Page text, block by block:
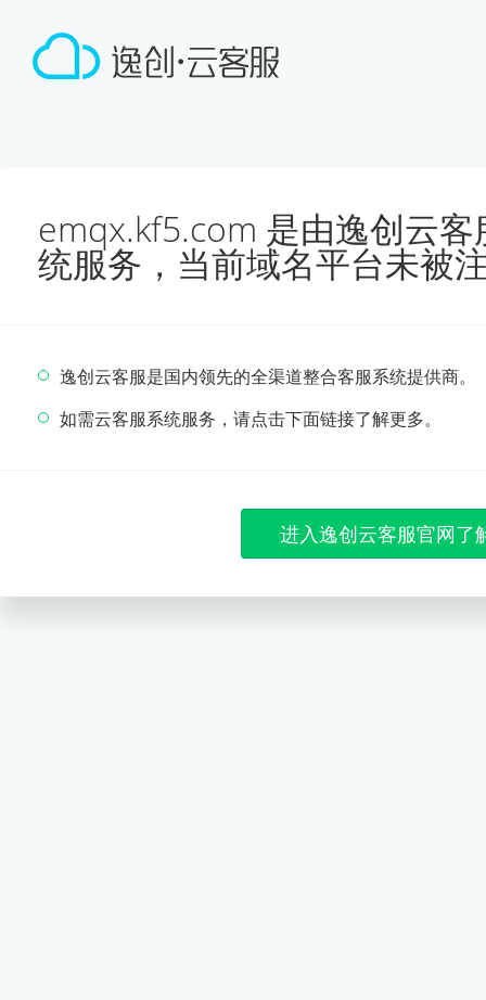
emqx.kf5.com 是由逸创云
统服务，当前域名平台未被
逸创云客服是国内领先的全渠道整合客服系统提供商。
如需云客服系统服务，请点击下面链接了解更多。
进入逸创云客服官网了